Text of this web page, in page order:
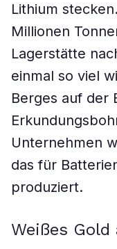
Lithium
Millionen
Lagerstätte
einmal so viel
Berges auf der
Unternehmen
das für
produziert.
Weißes